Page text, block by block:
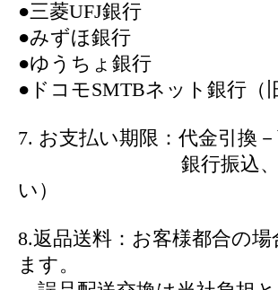
●三菱UFJ銀行
●みずほ銀行
●ゆうちょ銀行
●ドコモSMTBネット銀行（
7. お支払い期限：代金引換－
銀行振込、郵便振
い）
8.返品送料：お客様都合の
ます。